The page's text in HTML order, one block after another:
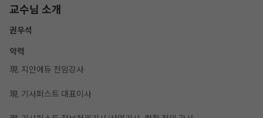
교수님 소개
권우석
약력
現. 지안에듀 전임강사
現. 기사퍼스트 대표이사